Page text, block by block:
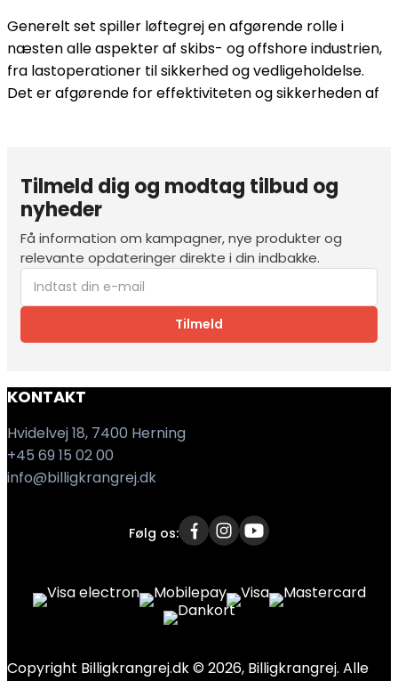
Generelt set spiller løftegrej en afgørende rolle i
næsten alle aspekter af skibs- og offshore industrien,
fra lastoperationer til sikkerhed og vedligeholdelse.
Det er afgørende for effektiviteten og sikkerheden af
Tilmeld dig og modtag tilbud og
nyheder
Få information om kampagner, nye produkter og
relevante opdateringer direkte i din indbakke.
Tilmeld
KONTAKT
Hvidelvej 18, 7400 Herning
+45 69 15 02 00
info@billigkrangrej.dk
Følg os:
Copyright Billigkrangrej.dk © 2026, Billigkrangrej. Alle